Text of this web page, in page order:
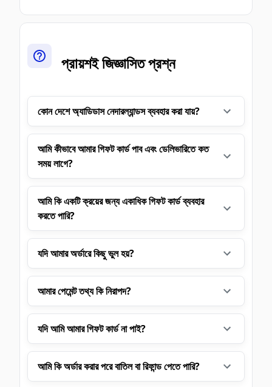
প্রায়শই জিজ্ঞাসিত প্রশ্ন
কোন দেশে অ্যাডিডাস নেদারল্যান্ডস ব্যবহার করা যায়?
আমি কীভাবে আমার গিফট কার্ড পাব এবং ডেলিভারিতে কত
সময় লাগে?
আমি কি একটি ক্রয়ের জন্য একাধিক গিফট কার্ড ব্যবহার
করতে পারি?
যদি আমার অর্ডারে কিছু ভুল হয়?
আমার পেমেন্ট তথ্য কি নিরাপদ?
যদি আমি আমার গিফট কার্ড না পাই?
আমি কি অর্ডার করার পরে বাতিল বা রিফান্ড পেতে পারি?